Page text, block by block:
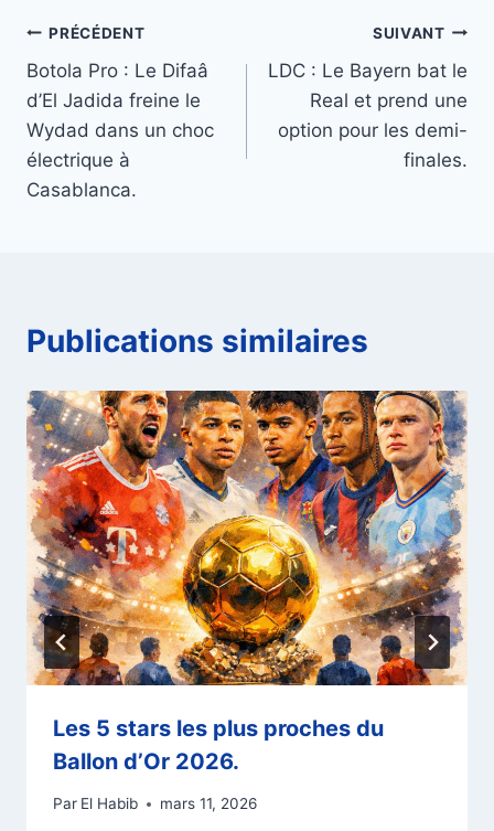
Navigation
de
l’article
PRÉCÉDENT
Botola Pro : Le Difaâ
d’El Jadida freine le
Wydad dans un choc
électrique à
Casablanca.
SUIVANT
LDC : Le Bayern bat le
Real et prend une
option pour les demi-
finales.
Publications similaires
Les 5 stars les plus proches du
Ballon d’Or 2026.
Par El Habib mars 11, 2026